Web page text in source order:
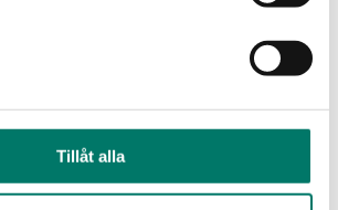
Tillåt alla